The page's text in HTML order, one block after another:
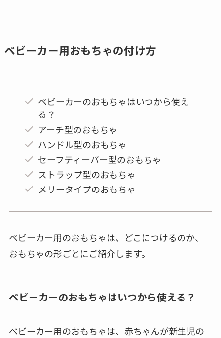
ベビーカー用おもちゃの付け方
ベビーカーのおもちゃはいつから使え
る？
アーチ型のおもちゃ
ハンドル型のおもちゃ
セーフティーバー型のおもちゃ
ストラップ型のおもちゃ
メリータイプのおもちゃ
ベビーカー用のおもちゃは、どこにつけるのか、
おもちゃの形ごとにご紹介します。
ベビーカーのおもちゃはいつから使える？
ベビーカー用のおもちゃは、赤ちゃんが新生児の